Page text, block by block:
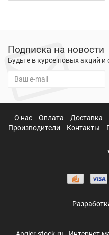
Подписка на новости
Будьте в курсе новых акций
О нас Оплата Доставка
Производители
Контакты